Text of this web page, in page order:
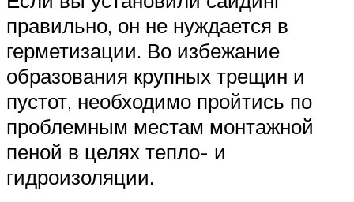
правильно, он не нуждается в
герметизации. Во избежание
образования крупных трещин и
пустот, необходимо пройтись по
проблемным местам монтажной
пеной в целях тепло- и
гидроизоляции.